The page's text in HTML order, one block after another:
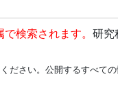
検索されます。 研究
さい。公開するすべての